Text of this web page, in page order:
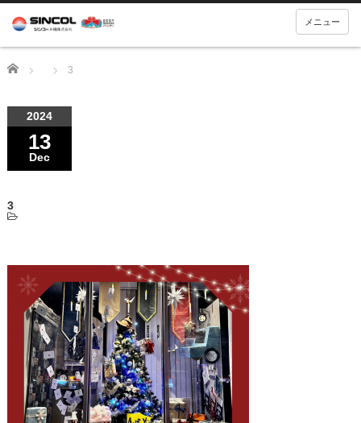
メニュー
Home 3
2024
13
Dec
3